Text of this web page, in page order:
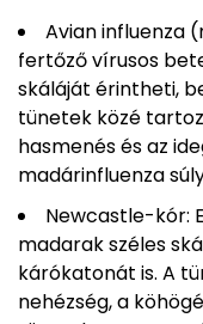
Avian influenza
fertőző vírusos
skáláját érintheti,
tünetek közé
hasmenés és az
madárinfluenza
Newcastle-kór:
madarak széles
kárókatonát is. A
nehézség, a